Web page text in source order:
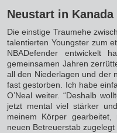
Neustart in Kanada
Die einstige Traumehe
talentierten Youngster zum
NBADefender entwickelt
gemeinsamen Jahren
all den Niederlagen und der
fast gestorben. Ich habe
O’Neal weiter. “Deshalb
jetzt mental viel stärker
meinem Körper
neuen Betreuerstab